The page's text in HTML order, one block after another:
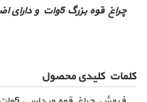
چراغ قوه بزرگ 5وات و دارای اضطراری بغل 3 وات
کلمات کلیدی محصول